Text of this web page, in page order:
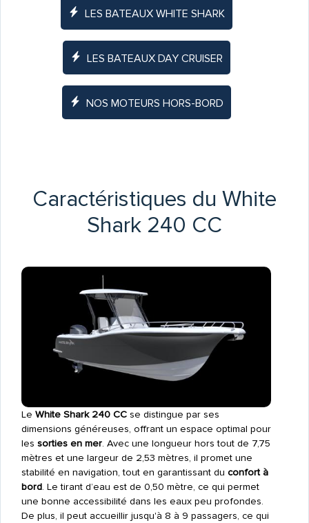
LES BATEAUX WHITE SHARK
LES BATEAUX DAY CRUISER
NOS MOTEURS HORS-BORD
Caractéristiques du White
Shark 240 CC
Le White Shark 240 CCse distingue par ses
dimensions généreuses, offrant un espace optimal pour
les sorties en mer. Avec une longueur hors tout de 7,75
mètres et une largeur de 2,53 mètres, il promet une
stabilité en navigation, tout en garantissant du confort à
bord. Le tirant d’eau est de 0,50 mètre, ce qui permet
une bonne accessibilité dans les eaux peu profondes.
De plus, il peut accueillir jusqu'à 8 à 9 passagers, ce qui